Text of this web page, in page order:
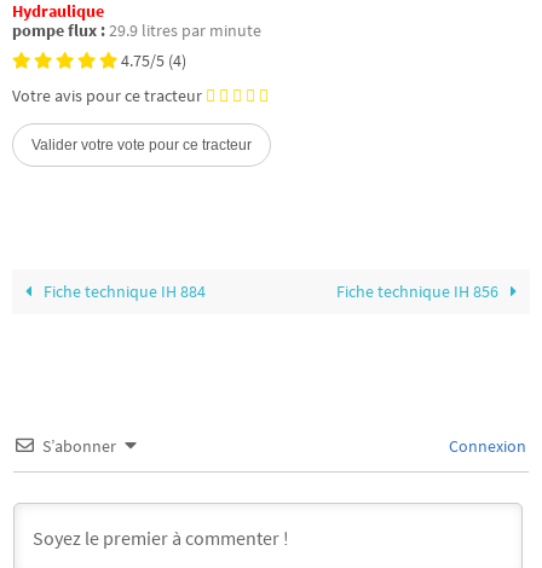
Hydraulique
pompe flux :29.9 litres par minute
4.75/5 (4)
Votre avis pour ce tracteur
Fiche technique IH 884 Fiche technique IH 856
S’abonner Connexion